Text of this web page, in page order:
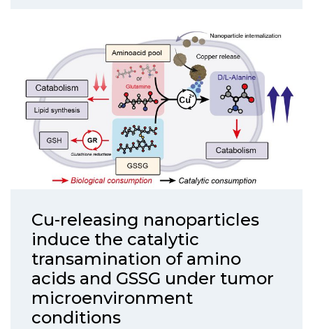
Cu-releasing nanoparticles
induce the catalytic
transamination of amino
acids and GSSG under tumor
microenvironment
conditions